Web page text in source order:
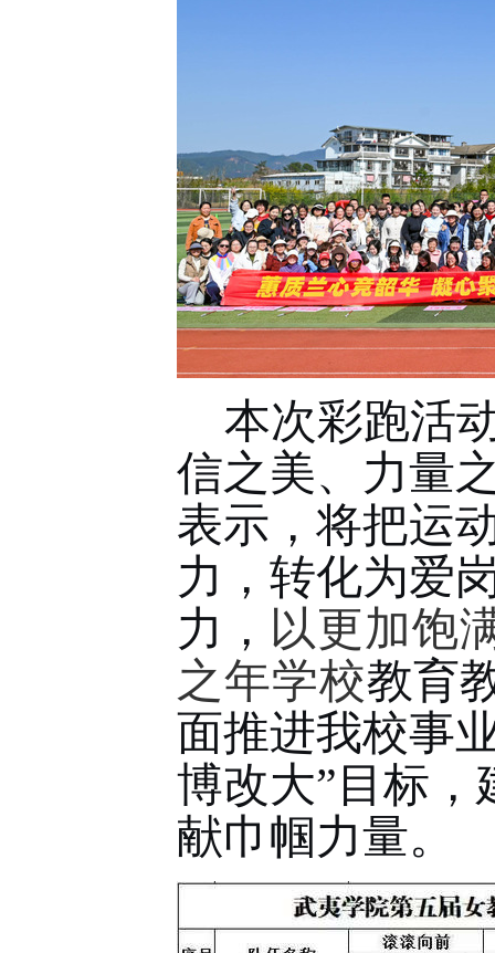
本次彩跑活
信之美、力量
表示， 将把运
力，转化为爱
力， 以更加饱
之年学校教育
面推进我校事
博改大” 目标，
献巾帼力量。